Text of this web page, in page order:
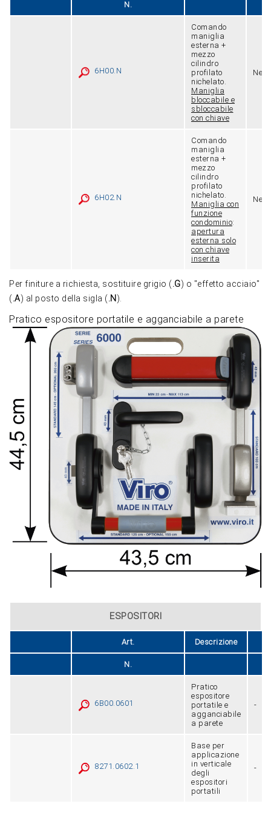
N.
6H00.N
Comando
maniglia
esterna +
mezzo
cilindro
profilato
nichelato.
Maniglia
bloccabile e
sbloccabile
con chiave
Nero
6H02.N
Comando
maniglia
esterna +
mezzo
cilindro
profilato
nichelato.
Maniglia con
funzione
condominio:
apertura
esterna solo
con chiave
inserita
Nero
Per finiture a richiesta, sostituire grigio (.G) o "effetto acciaio"
(.A) al posto della sigla (.N ).
Pratico espositore portatile e agganciabile a parete
ESPOSITORI
Art. Descrizione
N.
6B00.0601
Pratico
espositore
portatile e
agganciabile
a parete
-
8271.0602.1
Base per
applicazione
in verticale
degli
espositori
portatili
-